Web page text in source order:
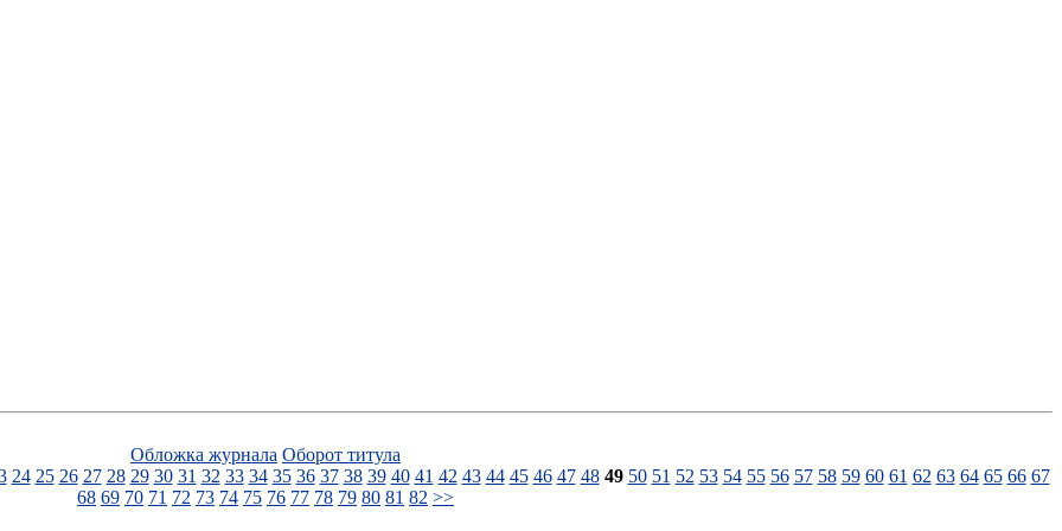
Обложка журнала Оборот титула
24 25 26 27 28 29 30 31 32 33 34 35 36 37 38 39 40 41 42 43 44 45 46 47 48 49 50 51 52 53 54 55 56 57 58 59 60 61 62 63 64 65 66 67
68 69 70 71 72 73 74 75 76 77 78 79 80 81 82 >>